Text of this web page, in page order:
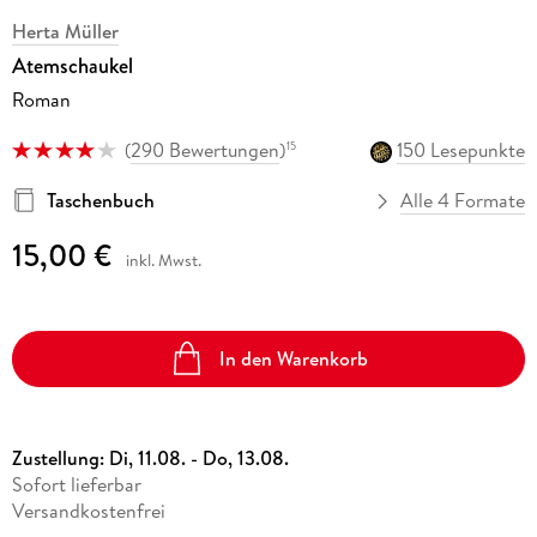
Herta Müller
Atemschaukel
Roman
(290 Bewertungen)15
150 Lesepunkte
Taschenbuch
Alle 4 Formate
15,00 € inkl. Mwst.
In den Warenkorb
Zustellung: Di, 11.08. - Do, 13.08.
Sofort lieferbar
Versandkostenfrei